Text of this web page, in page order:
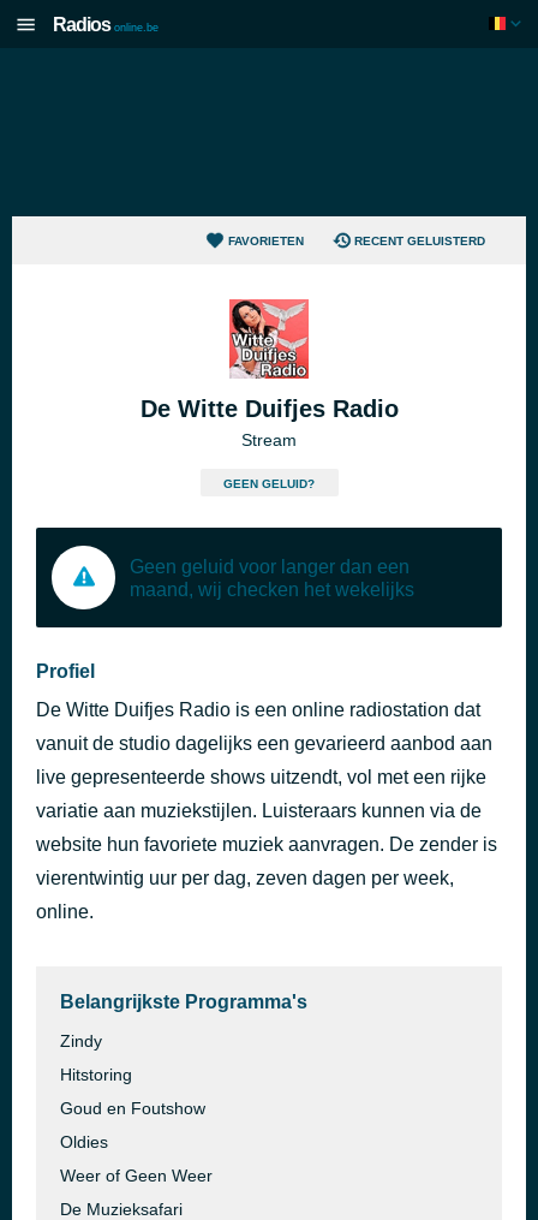
Radios online.be
FAVORIETEN RECENT GELUISTERD
De Witte Duifjes Radio
Stream
GEEN GELUID?
Geen geluid voor langer dan een
maand, wij checken het wekelijks
Profiel
De Witte Duifjes Radio is een online radiostation dat
vanuit de studio dagelijks een gevarieerd aanbod aan
live gepresenteerde shows uitzendt, vol met een rijke
variatie aan muziekstijlen. Luisteraars kunnen via de
website hun favoriete muziek aanvragen. De zender is
vierentwintig uur per dag, zeven dagen per week,
online.
Belangrijkste Programma's
Zindy
Hitstoring
Goud en Foutshow
Oldies
Weer of Geen Weer
De Muzieksafari